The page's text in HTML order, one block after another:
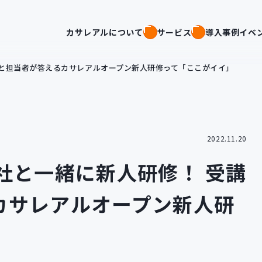
カサレアルについて サービス 導入事例イベ
当者が答えるカサレアルオープン新人研修って「ここがイイ」
2022.11.20
と一緒に新人研修！ 受講
レアルオープン新人研